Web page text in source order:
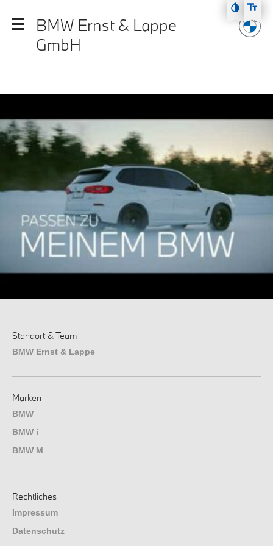
Zum Hauptmenü
Zum Inhalt
BMW Ernst & Lappe
GmbH
Standort & Team
BMW Ernst & Lappe
Marken
BMW
BMW i
BMW M
Rechtliches
Impressum
Datenschutz